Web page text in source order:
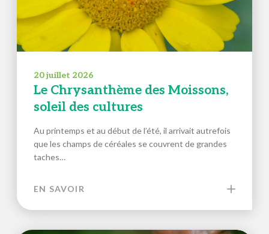
20 juillet 2026
Le Chrysanthème des Moissons,
soleil des cultures
Au printemps et au début de l’été, il arrivait autrefois
que les champs de céréales se couvrent de grandes
taches…
EN SAVOIR